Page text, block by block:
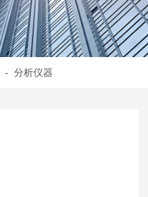
分析仪器